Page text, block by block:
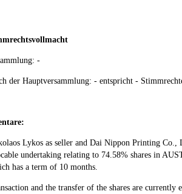
-
der Hauptversammlung: - entspricht -
Lykos as seller and Dai Nippon Printing Co.,
undertaking relating to 74.58% shares in
has a term of 10 months.
and the transfer of the shares are currently